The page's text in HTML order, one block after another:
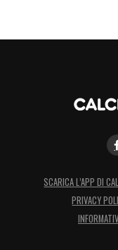
SCARICA L’APP DI
PRIVACY